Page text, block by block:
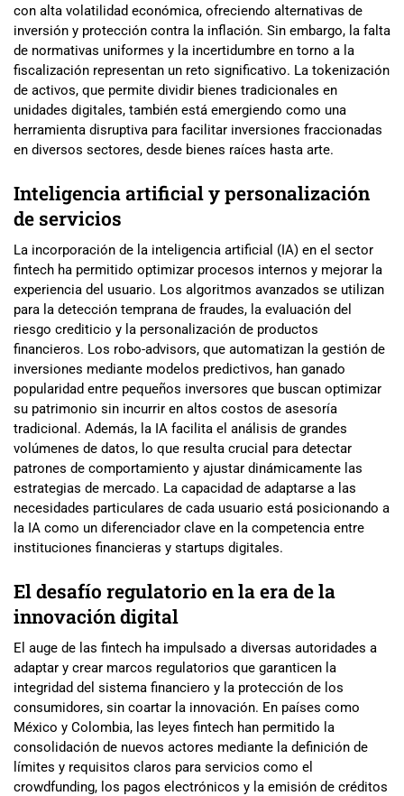
con alta volatilidad económica, ofreciendo alternativas de
inversión y protección contra la inflación. Sin embargo, la falta
de normativas uniformes y la incertidumbre en torno a la
fiscalización representan un reto significativo. La tokenización
de activos, que permite dividir bienes tradicionales en
unidades digitales, también está emergiendo como una
herramienta disruptiva para facilitar inversiones fraccionadas
en diversos sectores, desde bienes raíces hasta arte.
Inteligencia artificial y personalización
de servicios
La incorporación de la inteligencia artificial (IA) en el sector
fintech ha permitido optimizar procesos internos y mejorar la
experiencia del usuario. Los algoritmos avanzados se utilizan
para la detección temprana de fraudes, la evaluación del
riesgo crediticio y la personalización de productos
financieros. Los robo-advisors, que automatizan la gestión de
inversiones mediante modelos predictivos, han ganado
popularidad entre pequeños inversores que buscan optimizar
su patrimonio sin incurrir en altos costos de asesoría
tradicional. Además, la IA facilita el análisis de grandes
volúmenes de datos, lo que resulta crucial para detectar
patrones de comportamiento y ajustar dinámicamente las
estrategias de mercado. La capacidad de adaptarse a las
necesidades particulares de cada usuario está posicionando a
la IA como un diferenciador clave en la competencia entre
instituciones financieras y startups digitales.
El desafío regulatorio en la era de la
innovación digital
El auge de las fintech ha impulsado a diversas autoridades a
adaptar y crear marcos regulatorios que garanticen la
integridad del sistema financiero y la protección de los
consumidores, sin coartar la innovación. En países como
México y Colombia, las leyes fintech han permitido la
consolidación de nuevos actores mediante la definición de
límites y requisitos claros para servicios como el
crowdfunding, los pagos electrónicos y la emisión de créditos